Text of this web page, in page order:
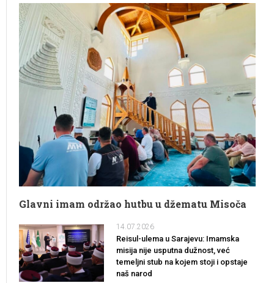
Glavni imam održao hutbu u džematu Misoča
14.07.2026
Reisul-ulema u Sarajevu: Imamska
misija nije usputna dužnost, već
temeljni stub na kojem stoji i opstaje
naš narod